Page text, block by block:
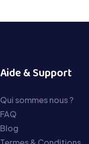
Aide & Support
Qui sommes nous ?
FAQ
Blog